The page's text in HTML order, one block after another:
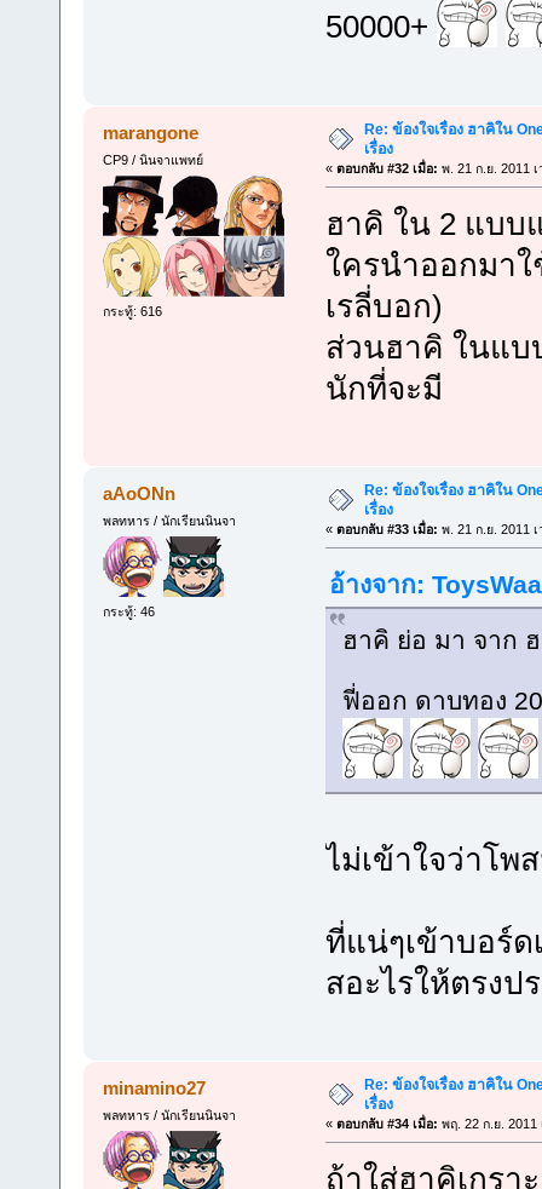
50000+
marangone
CP9 / นินจาแพทย์
กระทู้: 616
Re: ข้องใจเรื่อง ฮาคิใน
เรื่อง
« ตอบกลับ #32 เมื่อ: พ. 21 ก.ย. 2011
ฮาคิ ใน 2 แบบ
ใครนำออกมาใ
เรลี่บอก)
ส่วนฮาคิ ในแ
นักที่จะมี
aAoONn
พลทหาร / นักเรียนนินจา
กระทู้: 46
Re: ข้องใจเรื่อง ฮาคิใน
เรื่อง
« ตอบกลับ #33 เมื่อ: พ. 21 ก.ย. 2011
อ้างจาก:
ฮาคิ ย่อ มา จาก
ฟี่ออก ดาบทอง
ไม่เข้าใจว่าโพ
ที่แน่ๆเข้าบอร์ด
สอะไรให้ตรงป
minamino27
พลทหาร / นักเรียนนินจา
Re: ข้องใจเรื่อง ฮาคิใน
เรื่อง
« ตอบกลับ #34 เมื่อ: พฤ. 22 ก.ย. 2011
ถ้าใส่ฮาคิเกรา